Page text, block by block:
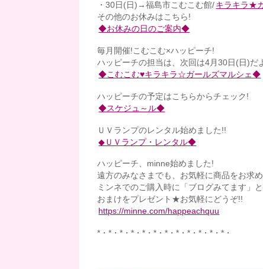
・30日(日)→福島市こむこむ館/ キラキラ★
その他のお休みはこちら!
◆お休みの日のご案内◆
毎月開催!こむこむ×ハッピーチ!
ハッピーチの担当は、次回は4月30日(日)だ
◆こむこむ♥キラキラ☆ガールズマルシェ◆
ハッピーチの予定はこちらからチェック!
◆スケジュ～ル◆
ＵＶランプのレンタル始めました!!
◆ＵＶランプ・レンタル◆
ハッピーチ、minne始めました!
遠方のみなさまでも、お気軽に商品をお求
ミンネでのご購入時に「ブログみてます」
おまけをプレゼント★お気軽にどうぞ!!
https://minne.com/happeachquu
*・*・*・*・*・*・*・*・*・*・*・*・